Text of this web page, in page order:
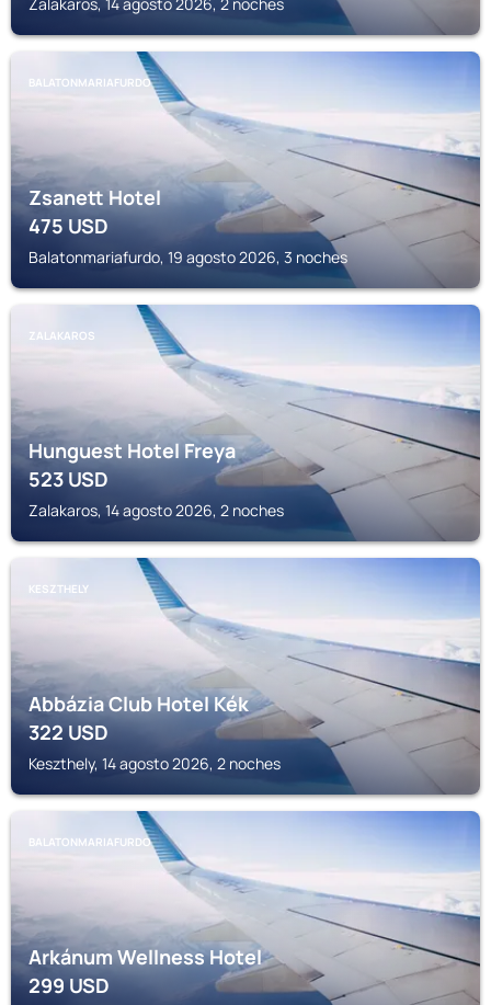
BALATONMARIAFURDO
Zsanett Hotel
475USD
Balatonmariafurdo, 19 agosto 2026, 3 noches
ZALAKAROS
Hunguest Hotel Freya
523USD
Zalakaros, 14 agosto 2026, 2 noches
KESZTHELY
Abbázia Club Hotel Kék
322USD
Keszthely, 14 agosto 2026, 2 noches
BALATONMARIAFURDO
Arkánum Wellness Hotel
299USD